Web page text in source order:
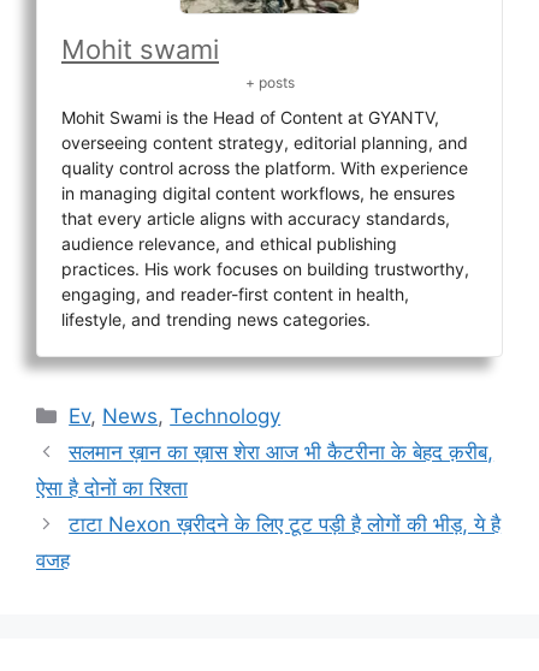
Mohit swami
+ posts
Mohit Swami is the Head of Content at GYANTV,
overseeing content strategy, editorial planning, and
quality control across the platform. With experience
in managing digital content workflows, he ensures
that every article aligns with accuracy standards,
audience relevance, and ethical publishing
practices. His work focuses on building trustworthy,
engaging, and reader-first content in health,
lifestyle, and trending news categories.
Categories
Ev, News,Technology
सलमान ख़ान का ख़ास शेरा आज भी कैटरीना के बेहद क़रीब,
ऐसा है दोनों का रिश्ता
टाटा Nexon ख़रीदने के लिए टूट पड़ी है लोगों की भीड़, ये है
वजह